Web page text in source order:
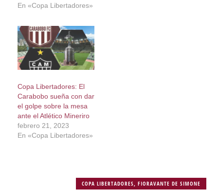
En «Copa Libertadores»
Copa Libertadores: El
Carabobo sueña con dar
el golpe sobre la mesa
ante el Atlético Mineriro
febrero 21, 2023
En «Copa Libertadores»
COPA LIBERTADORES,FIORAVANTE DE SIMONE